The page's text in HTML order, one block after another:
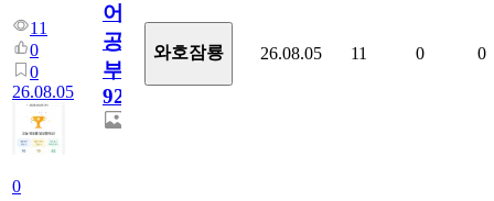
11
0
0
26.08.05
0
어
공
부
929
와호잠룡 26.08.05 11 0 0